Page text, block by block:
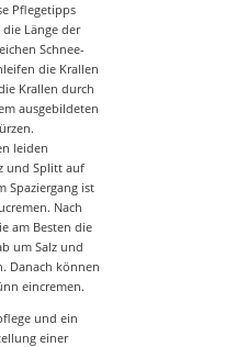
Pflegetipps
Länge der
Schnee-
die Krallen
Krallen durch
ausgebildeten
leiden
und Splitt auf
Spaziergang ist
Nach
am Besten die
um Salz und
Danach können
eincremen.
und ein
einer